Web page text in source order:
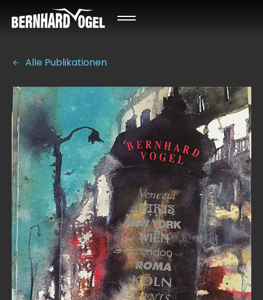
Alle Publikationen